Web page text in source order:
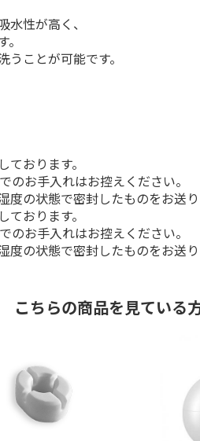
性が高く、
ことが可能です。
おります。
お手入れはお控えください。
の状態で密封したものをお送
おります。
お手入れはお控えください。
の状態で密封したものをお送
こちらの商品を見ている